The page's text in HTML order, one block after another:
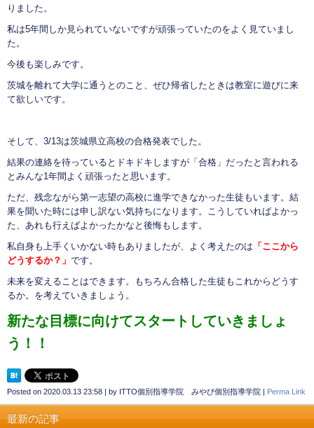
りました。
私は5年間しか見られていないですが頑張っていたのをよく見ていまし
た。
今後も楽しみです。
茨城を離れて大学に通うとのこと、ぜひ帰省したときは教室に遊びに来
て欲しいです。
そして、3/13は茨城県立高校の合格発表でした。
結果の連絡を待っているとドキドキしますが「合格」だったと言われる
とみんな1年間よく頑張ったと思います。
ただ、残念ながら第一志望の高校に進学できなかった生徒もいます。結
果を聞いた時には申し訳ない気持ちになります。こうしていればよかっ
た、あれも行えばよかったかなと後悔もします。
私自身も上手くいかない時もありましたが、よく考えたのは 「ここから
どうするか？」 です。
未来を変えることはできます。もちろん合格した生徒もこれからどうす
るか。を考えていきましょう。
新たな目標に向けてスタートしていきましょ
う！！
Posted on 2020.03.13 23:58 | by ITTO個別指導学院 みやび個別指導学院 | Perma Link
最新の記事